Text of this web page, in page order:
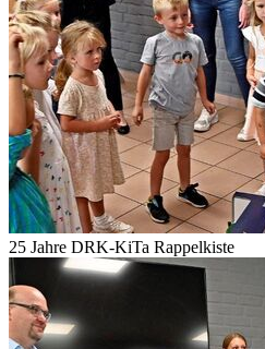
25 Jahre DRK-KiTa Rappelkiste